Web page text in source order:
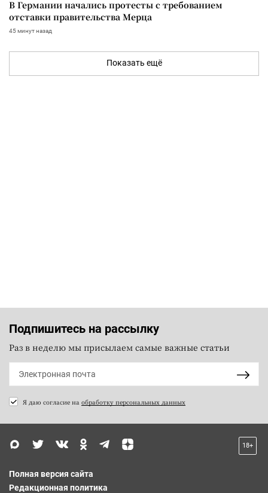
В Германии начались протесты с требованием
отставки правительства Мерца
45 минут назад
Показать ещё
Подпишитесь на рассылку
Раз в неделю мы присылаем самые важные статьи
Я даю согласие на обработку персональных данных
18+
Полная версия сайта
Редакционная политика